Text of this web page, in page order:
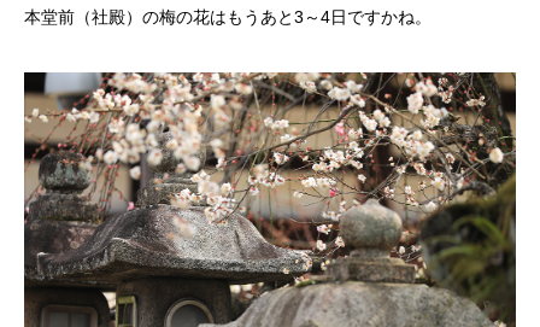
本堂前（社殿）の梅の花はもうあと3～4日ですかね。